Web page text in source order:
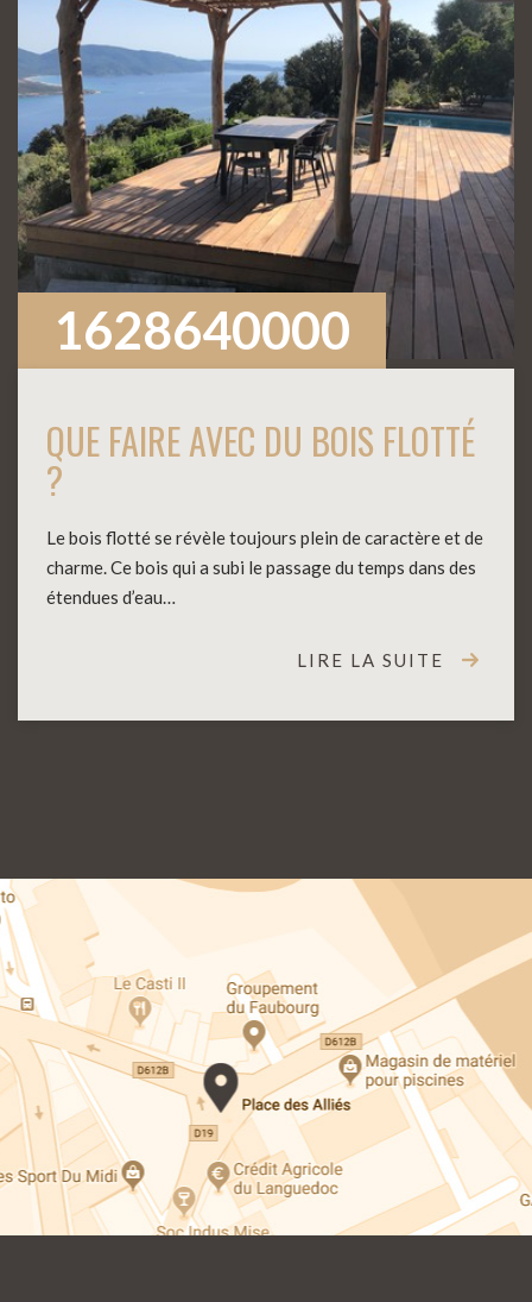
1628640000
QUE FAIRE AVEC DU BOIS FLOTTÉ
?
Le bois flotté se révèle toujours plein de caractère et de
charme. Ce bois qui a subi le passage du temps dans des
étendues d’eau…
LIRE LA SUITE